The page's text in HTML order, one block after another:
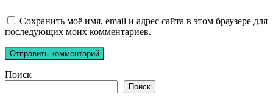
Сохранить моё имя, email и адрес сайта в этом браузере для
последующих моих комментариев.
Поиск
Поиск